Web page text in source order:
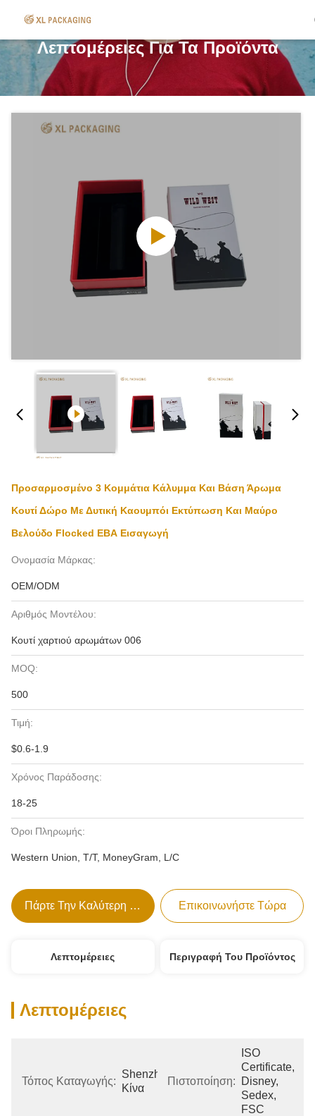
Λεπτομέρειες Για Τα Προϊόντα
Προσαρμοσμένο 3 Κομμάτια Κάλυμμα Και Βάση Άρωμα
Κουτί Δώρο Με Δυτική Καουμπόι Εκτύπωση Και Μαύρο
Βελούδο Flocked ΕΒΑ Εισαγωγή
Ονομασία Μάρκας:
OEM/ODM
Αριθμός Μοντέλου:
Κουτί χαρτιού αρωμάτων 006
MOQ:
500
Τιμή:
$0.6-1.9
Χρόνος Παράδοσης:
18-25
Όροι Πληρωμής:
Western Union, T/T, MoneyGram, L/C
Πάρτε Την Καλύτερη Τιμή Επικοινωνήστε Τώρα
Λεπτομέρειες Περιγραφή Του Προϊόντος
Λεπτομέρειες
Τόπος Καταγωγής:
Shenzhen
Κίνα
Πιστοποίηση:
ISO
Certificate,
Disney,
Sedex,
FSC